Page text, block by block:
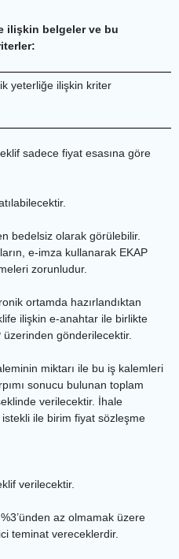
ilişkin belgeler ve bu
yeterliğe ilişkin kriter
sadece fiyat esasına göre
bedelsiz olarak görülebilir.
e-imza kullanarak EKAP
zorunludur.
ortamda hazırlandıktan
ilişkin e-anahtar ile birlikte
gönderilecektir.
miktarı ile bu iş kalemleri
sonucu bulunan toplam
verilecektir. İhale
ile birim fiyat sözleşme
verilecektir.
az olmamak üzere
teminat vereceklerdir.